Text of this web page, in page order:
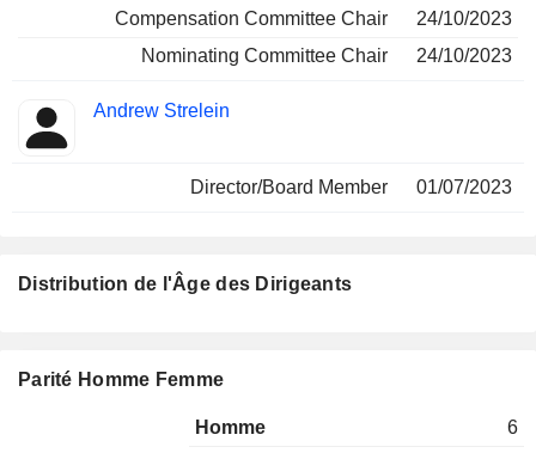
Compensation Committee Chair
24/10/2023
Nominating Committee Chair
24/10/2023
Andrew Strelein
Director/Board Member 01/07/2023
Distribution de l'Âge des Dirigeants
Parité Homme Femme
Homme
6